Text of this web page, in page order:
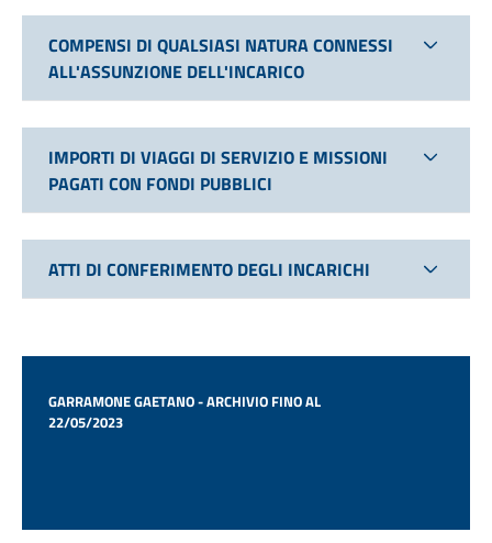
COMPENSI DI QUALSIASI NATURA CONNESSI
ALL'ASSUNZIONE DELL'INCARICO
IMPORTI DI VIAGGI DI SERVIZIO E MISSIONI
PAGATI CON FONDI PUBBLICI
ATTI DI CONFERIMENTO DEGLI INCARICHI
GARRAMONE GAETANO - ARCHIVIO FINO AL
22/05/2023